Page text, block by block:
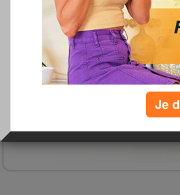
ajouter un lieu
Je